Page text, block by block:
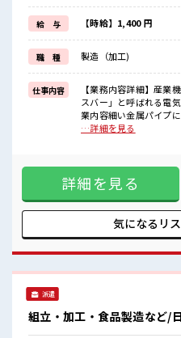
毎日の服装の悩み解消♪
≪未経験の方も大カンゲイ≫
新しいことにチャレンジするのは
しっかり働く環境が整っています！
イチからスキルUP・ステップUP
≪様々なお仕事をご提案≫
一人で悩まず気軽に相談できる、
派遣のお仕事です！
■職場の雰囲気
≪20代の方が多数活躍中の職場≫
休憩室で楽しくおしゃべり！
ストレス解消☆
給 与 【時給】1,400 円
職 種 製造（加工)
仕事内容
【業務内容詳細】産業
スバー」と呼ばれる電
業内容細い金属パイプ
セット機械操作による
気を通す部品です。 ■お仕事PR ≪残業で収入アップ≫ 高収入
を希望される方にオス
≪ヘアカラーOKで自由
なければ基本的に自由
があるので、 毎日の
ゲイ≫ 新しいことにチ
UP目指していきまし
悩まず気軽に相談できる、 派
しくおしゃべり！ スト
…詳細を見る
詳細を見る
気になるリ
派遣
組立・加工・食品製造など/